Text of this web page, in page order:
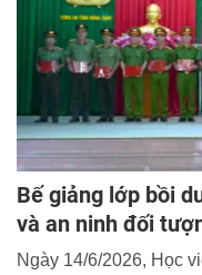
Bế giảng lớp bồi
và an ninh đối
Ngày 14/6/2026, Học